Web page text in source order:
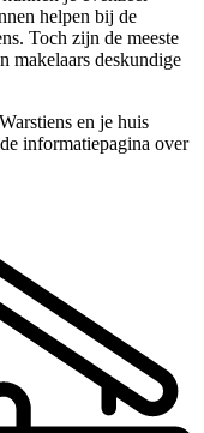
helpen bij de
Toch zijn de meeste
makelaars deskundige
en je huis
informatiepagina over